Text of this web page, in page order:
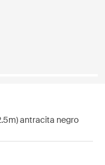
antracita negro